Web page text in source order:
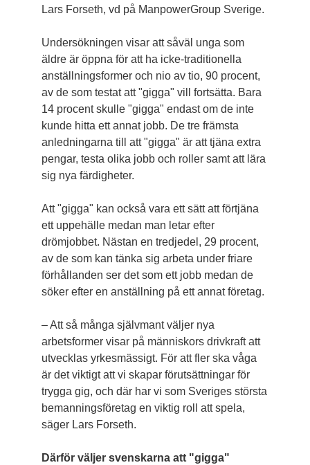
Lars Forseth, vd på ManpowerGroup Sverige.
Undersökningen visar att såväl unga som
äldre är öppna för att ha icke-traditionella
anställningsformer och nio av tio, 90 procent,
av de som testat att "gigga" vill fortsätta. Bara
14 procent skulle "gigga" endast om de inte
kunde hitta ett annat jobb. De tre främsta
anledningarna till att "gigga" är att tjäna extra
pengar, testa olika jobb och roller samt att lära
sig nya färdigheter.
Att "gigga" kan också vara ett sätt att förtjäna
ett uppehälle medan man letar efter
drömjobbet. Nästan en tredjedel, 29 procent,
av de som kan tänka sig arbeta under friare
förhållanden ser det som ett jobb medan de
söker efter en anställning på ett annat företag.
– Att så många självmant väljer nya
arbetsformer visar på människors drivkraft att
utvecklas yrkesmässigt. För att fler ska våga
är det viktigt att vi skapar förutsättningar för
trygga gig, och där har vi som Sveriges största
bemanningsföretag en viktig roll att spela,
säger Lars Forseth.
Därför väljer svenskarna att "gigga"